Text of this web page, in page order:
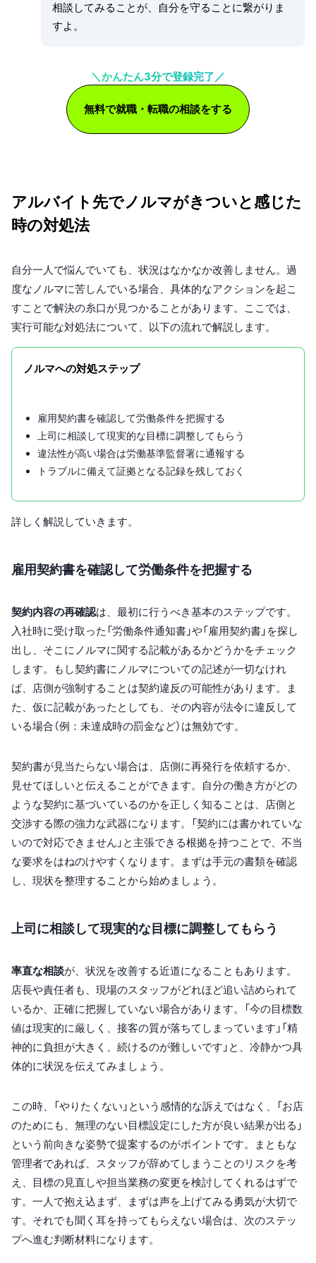
相談してみることが、自分を守ることに繋がりま
すよ。
＼かんたん3分で登録完了／
無料で就職・転職の相談をする
アルバイト先でノルマがきついと感じた
時の対処法
自分一人で悩んでいても、状況はなかなか改善しません。過
度なノルマに苦しんでいる場合、具体的なアクションを起こ
すことで解決の糸口が見つかることがあります。ここでは、
実行可能な対処法について、以下の流れで解説します。
ノルマへの対処ステップ
雇用契約書を確認して労働条件を把握する
上司に相談して現実的な目標に調整してもらう
違法性が高い場合は労働基準監督署に通報する
トラブルに備えて証拠となる記録を残しておく
詳しく解説していきます。
雇用契約書を確認して労働条件を把握する
契約内容の再確認は、最初に行うべき基本のステップです。
入社時に受け取った「労働条件通知書」や「雇用契約書」を探し
出し、そこにノルマに関する記載があるかどうかをチェック
します。もし契約書にノルマについての記述が一切なけれ
ば、店側が強制することは契約違反の可能性があります。ま
た、仮に記載があったとしても、その内容が法令に違反して
いる場合（例：未達成時の罰金など）は無効です。
契約書が見当たらない場合は、店側に再発行を依頼するか、
見せてほしいと伝えることができます。自分の働き方がどの
ような契約に基づいているのかを正しく知ることは、店側と
交渉する際の強力な武器になります。「契約には書かれていな
いので対応できません」と主張できる根拠を持つことで、不当
な要求をはねのけやすくなります。まずは手元の書類を確認
し、現状を整理することから始めましょう。
上司に相談して現実的な目標に調整してもらう
率直な相談が、状況を改善する近道になることもあります。
店長や責任者も、現場のスタッフがどれほど追い詰められて
いるか、正確に把握していない場合があります。「今の目標数
値は現実的に厳しく、接客の質が落ちてしまっています」「精
神的に負担が大きく、続けるのが難しいです」と、冷静かつ具
体的に状況を伝えてみましょう。
この時、「やりたくない」という感情的な訴えではなく、「お店
のためにも、無理のない目標設定にした方が良い結果が出る」
という前向きな姿勢で提案するのがポイントです。まともな
管理者であれば、スタッフが辞めてしまうことのリスクを考
え、目標の見直しや担当業務の変更を検討してくれるはずで
す。一人で抱え込まず、まずは声を上げてみる勇気が大切で
す。それでも聞く耳を持ってもらえない場合は、次のステッ
プへ進む判断材料になります。